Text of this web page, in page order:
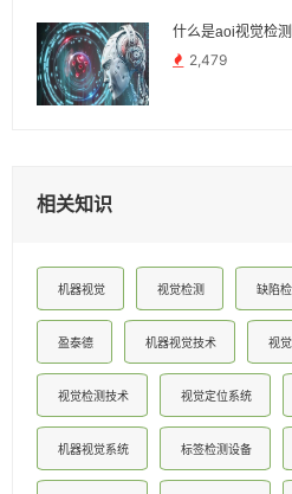
什么是aoi视觉检
2,479
相关知识
机器视觉 视觉检测 缺陷
盈泰德 机器视觉技术 视
视觉检测技术 视觉定位系统
机器视觉系统 标签检测设备